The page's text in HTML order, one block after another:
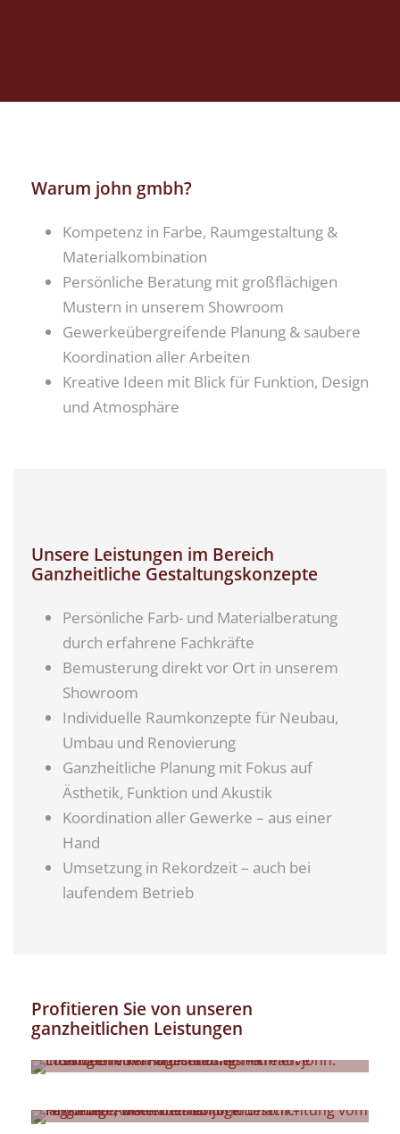
Warum john gmbh?
Kompetenz in Farbe, Raumgestaltung &
Materialkombination
Persönliche Beratung mit großflächigen
Mustern in unserem Showroom
Gewerkeübergreifende Planung & saubere
Koordination aller Arbeiten
Kreative Ideen mit Blick für Funktion, Design
und Atmosphäre
Unsere Leistungen im Bereich
Ganzheitliche Gestaltungskonzepte
Persönliche Farb- und Materialberatung
durch erfahrene Fachkräfte
Bemusterung direkt vor Ort in unserem
Showroom
Individuelle Raumkonzepte für Neubau,
Umbau und Renovierung
Ganzheitliche Planung mit Fokus auf
Ästhetik, Funktion und Akustik
Koordination aller Gewerke – aus einer
Hand
Umsetzung in Rekordzeit – auch bei
laufendem Betrieb
Profitieren Sie von unseren
ganzheitlichen Leistungen